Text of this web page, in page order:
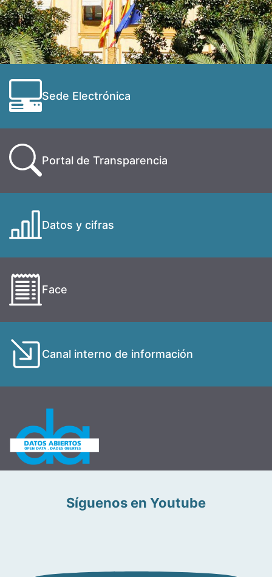
Sede Electrónica
Portal de Transparencia
Datos y cifras
Face
Canal interno de información
Síguenos en Youtube